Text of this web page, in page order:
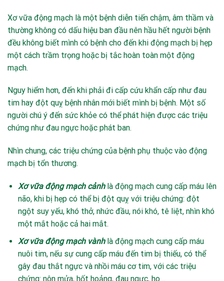
Xơ vữa động mạch là một bệnh diễn tiến chậm, âm thầm và
thường không có dấu hiệu ban đầu nên hầu hết người bệnh
đều không biết mình có bệnh cho đến khi động mạch bị hẹp
một cách trầm trọng hoặc bị tắc hoàn toàn một động
mạch.
Nguy hiểm hơn, đến khi phải đi cấp cứu khẩn cấp như đau
tim hay đột quỵ bệnh nhân mới biết mình bị bệnh. Một số
người chú ý đến sức khỏe có thể phát hiện được các triệu
chứng như đau ngực hoặc phát ban.
Nhìn chung, các triệu chứng của bệnh phụ thuộc vào động
mạch bị tổn thương.
Xơ vữa động mạch cảnhlà động mạch cung cấp máu lên
não, khi bị hẹp có thể bị đột quỵ với triệu chứng: đột
ngột suy yếu, khó thở, nhức đầu, nói khó, tê liệt, nhìn khó
một mắt hoặc cả hai mắt.
Xơ vữa động mạch vànhlà động mạch cung cấp máu
nuôi tim, nếu sự cung cấp máu đến tim bị thiếu, có thể
gây đau thắt ngực và nhồi máu cơ tim, với các triệu
chứng: nôn mửa, hốt hoảng, đau ngực, ho…